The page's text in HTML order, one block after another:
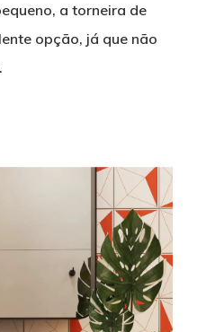
a torneira de
opção, já que não